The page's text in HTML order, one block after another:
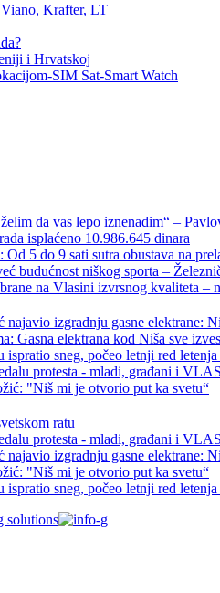
Krafter, LT
i Hrvatskoj
SIM Sat-Smart Watch
da vas lepo iznenadim“ –
isplaćeno 10.986.645 dinara
5 do 9 sati sutra obustava na
budućnost niškog sporta –
na Vlasini izvrsnog kvaliteta
najavio izgradnju gasne elektrane:
Gasna elektrana kod Niša sve
ispratio sneg, počeo letnji red
protesta - mladi, građani i
"Niš mi je otvorio put ka svetu“
ratu
protesta - mladi, građani i
najavio izgradnju gasne elektrane:
"Niš mi je otvorio put ka svetu“
ispratio sneg, počeo letnji red